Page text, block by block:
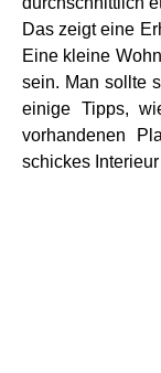
Das zeigt eine
Eine kleine
sein. Man sollte
einige Tipps,
vorhandenen
schickes